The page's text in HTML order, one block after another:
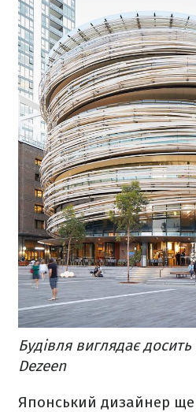
Будівля виглядає
Dezeen
Японський дизайнер ще